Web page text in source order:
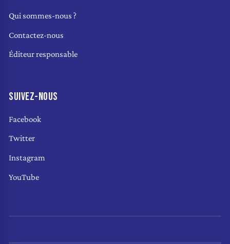
Qui sommes-nous ?
Contactez-nous
Éditeur responsable
SUIVEZ-NOUS
Facebook
Twitter
Instagram
YouTube